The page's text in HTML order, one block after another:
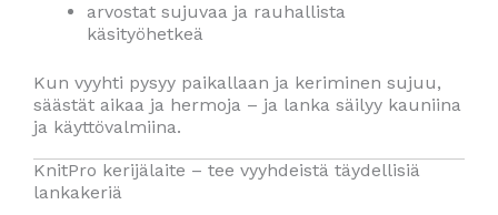
arvostat sujuvaa ja rauhallista
käsityöhetkeä
Kun vyyhti pysyy paikallaan ja keriminen sujuu,
säästät aikaa ja hermoja – ja lanka säilyy kauniina
ja käyttövalmiina.
KnitPro kerijälaite – tee vyyhdeistä täydellisiä
lankakeriä